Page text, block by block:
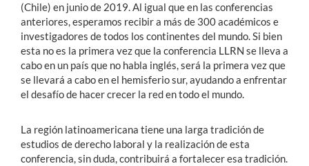
(Chile) en junio de 2019. Al igual que en las conferencias
anteriores, esperamos recibir a más de 300 académicos e
investigadores de todos los continentes del mundo. Si bien
esta no es la primera vez que la conferencia LLRN se lleva a
cabo en un país que no habla inglés, será la primera vez que
se llevará a cabo en el hemisferio sur, ayudando a enfrentar
el desafío de hacer crecer la red en todo el mundo.
La región latinoamericana tiene una larga tradición de
estudios de derecho laboral y la realización de esta
conferencia, sin duda, contribuirá a fortalecer esa tradición.